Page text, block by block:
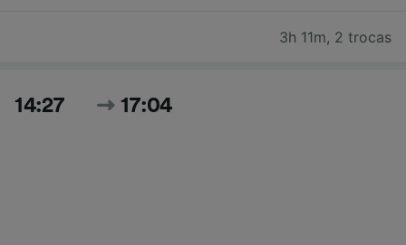
3h 11m, 2 trocas
14:27 17:04